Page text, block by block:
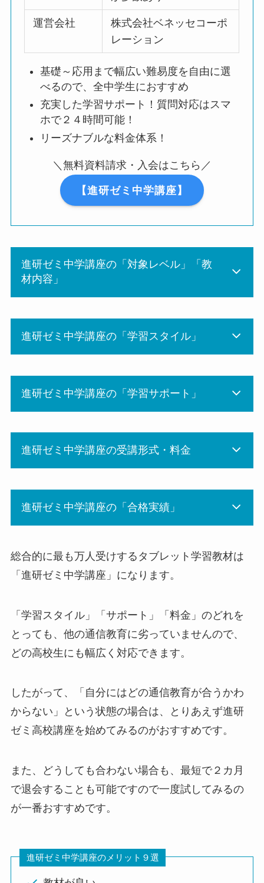
運営会社
株式会社ベネッセコーポ
レーション
基礎～応用まで幅広い難易度を自由に選
べるので、全中学生におすすめ
充実した学習サポート！質問対応はスマ
ホで２４時間可能！
リーズナブルな料金体系！
＼無料資料請求・入会はこちら／
【進研ゼミ中学講座】
進研ゼミ中学講座の「対象レベル」「教
材内容」
進研ゼミ中学講座の「学習スタイル」
進研ゼミ中学講座の「学習サポート」
進研ゼミ中学講座の受講形式・料金
進研ゼミ中学講座の「合格実績」
総合的に最も万人受けするタブレット学習教材は
「進研ゼミ中学講座」になります。
「学習スタイル」「サポート」「料金」のどれを
とっても、他の通信教育に劣っていませんので、
どの高校生にも幅広く対応できます。
したがって、「自分にはどの通信教育が合うかわ
からない」という状態の場合は、とりあえず進研
ゼミ高校講座を始めてみるのがおすすめです。
また、どうしても合わない場合も、最短で２カ月
で退会することも可能ですので一度試してみるの
が一番おすすめです。
進研ゼミ中学講座のメリット９選